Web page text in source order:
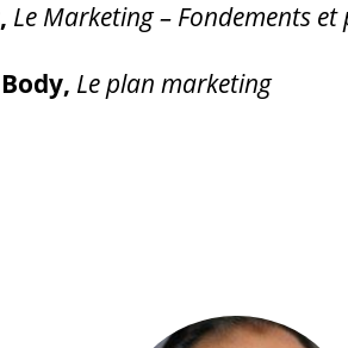
Le Marketing – Fondements
Le plan marketing